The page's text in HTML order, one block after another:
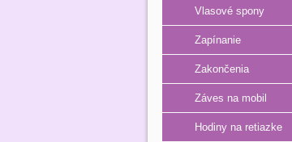
Vlasové spony
Zapínanie
Zakončenia
Záves na mobil
Hodiny na retiazke